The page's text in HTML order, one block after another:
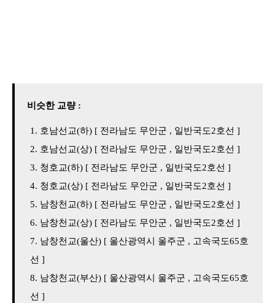
비슷한 교량 :
호남선교(하) [ 전라남도 무안군 , 일반국도2호선 ]
호남선교(상) [ 전라남도 무안군 , 일반국도2호선 ]
청호교(하) [ 전라남도 무안군 , 일반국도2호선 ]
청호교(상) [ 전라남도 무안군 , 일반국도2호선 ]
남창천교(하) [ 전라남도 무안군 , 일반국도2호선 ]
남창천교(상) [ 전라남도 무안군 , 일반국도2호선 ]
남창천교(울산) [ 울산광역시 울주군 , 고속국도65호
선 ]
남창천교(부산) [ 울산광역시 울주군 , 고속국도65호
선 ]